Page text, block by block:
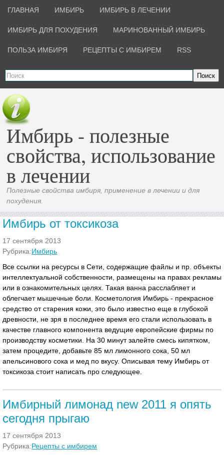
ГЛАВНАЯ ИМБИРЬ ИМБИРЬ В ЛЕЧЕНИИ
ИМБИРЬ ДЛЯ ПОХУДЕНИЯ МАРИНОВАННЫЙ ИМБИРЬ
ПОЛЬЗА ИМБИРЯ РЕЦЕПТЫ С ИМБИРЕМ RSS
Поиск
Имбирь - полезные
свойства, использование
в лечении
Полезные свойства имбиря, применение в лечении и для
похудения.
Имбирь от токсикоза
17 сентября 2013
Рубрика:Имбирь
Все ссылки на ресурсы в Сети, содержащие файлы и пр. объекты
интеллектуальной собственности, размещены на правах рекламы
или в ознакомительных целях. Такая ванна расслабляет и
облегчает мышечные боли. Косметология Имбирь - прекрасное
средство от старения кожи, это было известно еще в глубокой
древности, не зря в последнее время его стали использовать в
качестве главного компонента ведущие европейские фирмы по
производству косметики. На 30 минут залейте смесь кипятком,
затем процедите, добавьте 85 мл лимонного сока, 50 мл
апельсинового сока и мед по вкусу. Описывая тему Имбирь от
токсикоза стоит написать про следующее.
Имбирный лимонад new 2011 я опять
сегодня прыгаю
17 сентября 2013
Рубрика:Рецепты с имбирем